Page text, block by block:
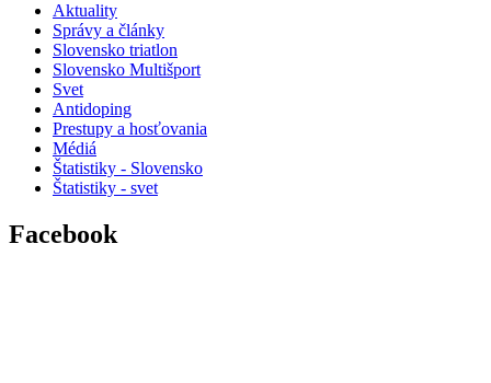
Aktuality
Správy a články
Slovensko triatlon
Slovensko Multišport
Svet
Antidoping
Prestupy a hosťovania
Médiá
Štatistiky - Slovensko
Štatistiky - svet
Facebook